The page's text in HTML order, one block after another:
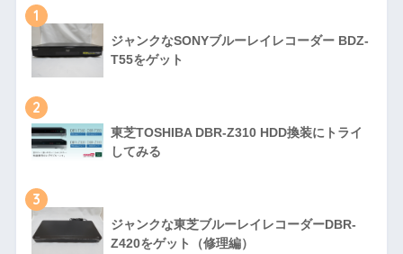
1
ジャンクなSONYブルーレイレコーダー BDZ-
T55をゲット
2
東芝TOSHIBA DBR-Z310 HDD換装にトライ
してみる
3
ジャンクな東芝ブルーレイレコーダーDBR-
Z420をゲット（修理編）